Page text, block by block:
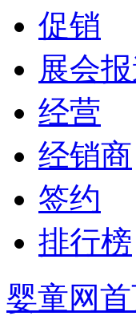
促销
展会
经营
经销商
签约
排行榜
婴童网